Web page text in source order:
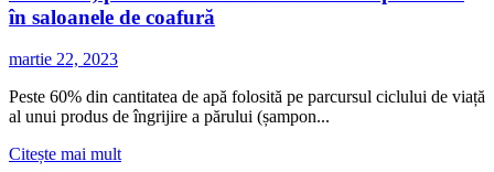
în saloanele de coafură
martie 22, 2023
Peste 60% din cantitatea de apă folosită pe parcursul ciclului de viață
al unui produs de îngrijire a părului (șampon...
Citește mai multCitește